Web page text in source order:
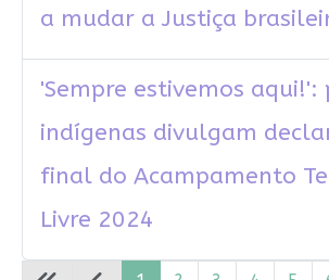
a mudar a Justiça
'Sempre estivemos aqui!':
indígenas divulgam
final do Acampamento
Livre 2024